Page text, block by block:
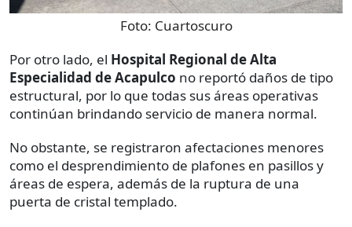
Foto: Cuartoscuro
Por otro lado, el Hospital Regional de Alta
Especialidad de Acapulco no reportó daños de tipo
estructural, por lo que todas sus áreas operativas
continúan brindando servicio de manera normal.
No obstante, se registraron afectaciones menores
como el desprendimiento de plafones en pasillos y
áreas de espera, además de la ruptura de una
puerta de cristal templado.